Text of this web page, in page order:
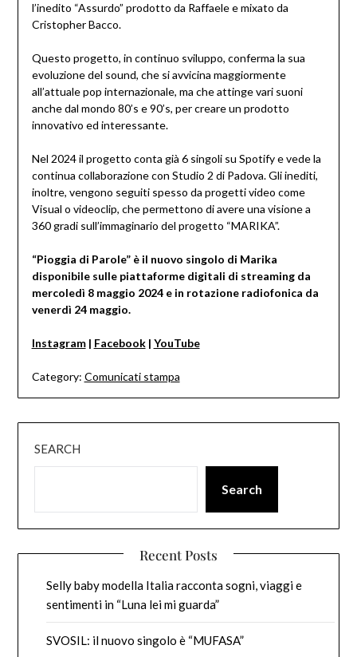
l’inedito “Assurdo” prodotto da Raffaele e mixato da
Cristopher Bacco.
Questo progetto, in continuo sviluppo, conferma la sua
evoluzione del sound, che si avvicina maggiormente
all’attuale pop internazionale, ma che attinge vari suoni
anche dal mondo 80’s e 90’s, per creare un prodotto
innovativo ed interessante.
Nel 2024 il progetto conta già 6 singoli su Spotify e vede la
continua collaborazione con Studio 2 di Padova. Gli inediti,
inoltre, vengono seguiti spesso da progetti video come
Visual o videoclip, che permettono di avere una visione a
360 gradi sull’immaginario del progetto “MARIKA”.
“Pioggia di Parole” è il nuovo singolo di Marika
disponibile sulle piattaforme digitali di streaming da
mercoledì 8 maggio 2024 e in rotazione radiofonica da
venerdì 24 maggio.
Instagram| Facebook| YouTube
Category: Comunicati stampa
SEARCH
Search
Recent Posts
Selly baby modella Italia racconta sogni, viaggi e
sentimenti in “Luna lei mi guarda”
SVOSIL: il nuovo singolo è “MUFASA”